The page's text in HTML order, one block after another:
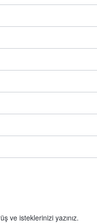
ve isteklerinizi yazınız.